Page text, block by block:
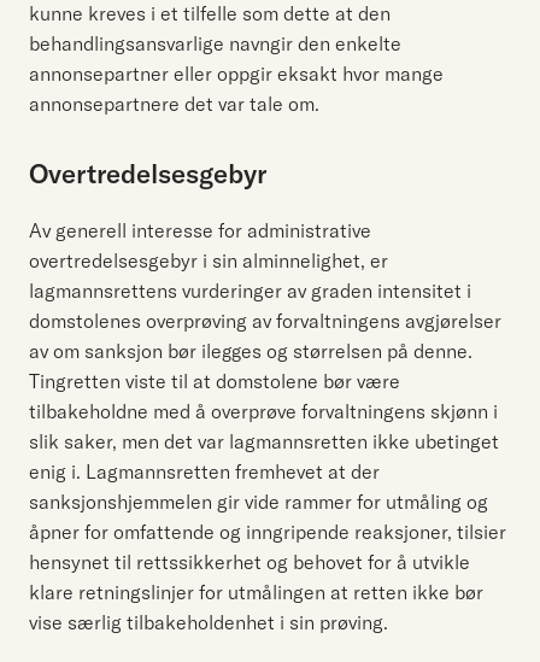
kunne kreves i et tilfelle som dette at den
behandlingsansvarlige navngir den enkelte
annonsepartner eller oppgir eksakt hvor mange
annonsepartnere det var tale om.
Overtredelsesgebyr
Av generell interesse for administrative
overtredelsesgebyr i sin alminnelighet, er
lagmannsrettens vurderinger av graden intensitet i
domstolenes overprøving av forvaltningens avgjørelser
av om sanksjon bør ilegges og størrelsen på denne.
Tingretten viste til at domstolene bør være
tilbakeholdne med å overprøve forvaltningens skjønn i
slik saker, men det var lagmannsretten ikke ubetinget
enig i. Lagmannsretten fremhevet at der
sanksjonshjemmelen gir vide rammer for utmåling og
åpner for omfattende og inngripende reaksjoner, tilsier
hensynet til rettssikkerhet og behovet for å utvikle
klare retningslinjer for utmålingen at retten ikke bør
vise særlig tilbakeholdenhet i sin prøving.